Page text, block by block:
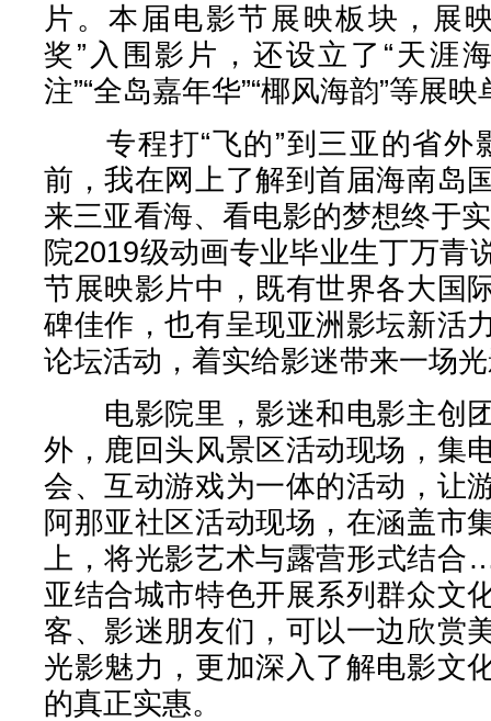
片。本届电影节展映板块，展
奖”入围影片，还设立了“天涯
注”“全岛嘉年华”“椰风海韵”等展映
专程打“飞的”到三亚的省外
前，我在网上了解到首届海南岛
来三亚看海、看电影的梦想终于
院2019级动画专业毕业生丁万青
节展映影片中，既有世界各大国
碑佳作，也有呈现亚洲影坛新活
论坛活动，着实给影迷带来一场光
电影院里，影迷和电影主创
外，鹿回头风景区活动现场，集
会、互动游戏为一体的活动，让
阿那亚社区活动现场，在涵盖市
上，将光影艺术与露营形式结
亚结合城市特色开展系列群众文
客、影迷朋友们，可以一边欣赏
光影魅力，更加深入了解电影文
的真正实惠。